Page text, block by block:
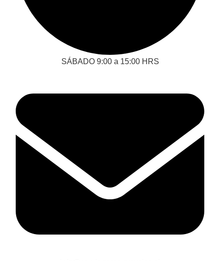
SÁBADO 9:00 a 15:00 HRS